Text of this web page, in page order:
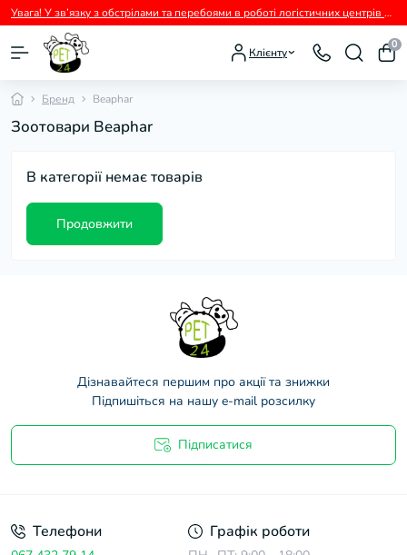
Увага! У зв’язку з обстрілами та перебоями в роботі логістичних центрів перевізників можливі тимчасові затримки з відправленням замовлень.
Клієнту
0
Бренд Beaphar
Зоотовари Beaphar
В категорії немає товарів
Продовжити
Дізнавайтеся першим про акції та знижки
Підпишіться на нашу e-mail розсилку
Підписатися
Телефони Графік роботи